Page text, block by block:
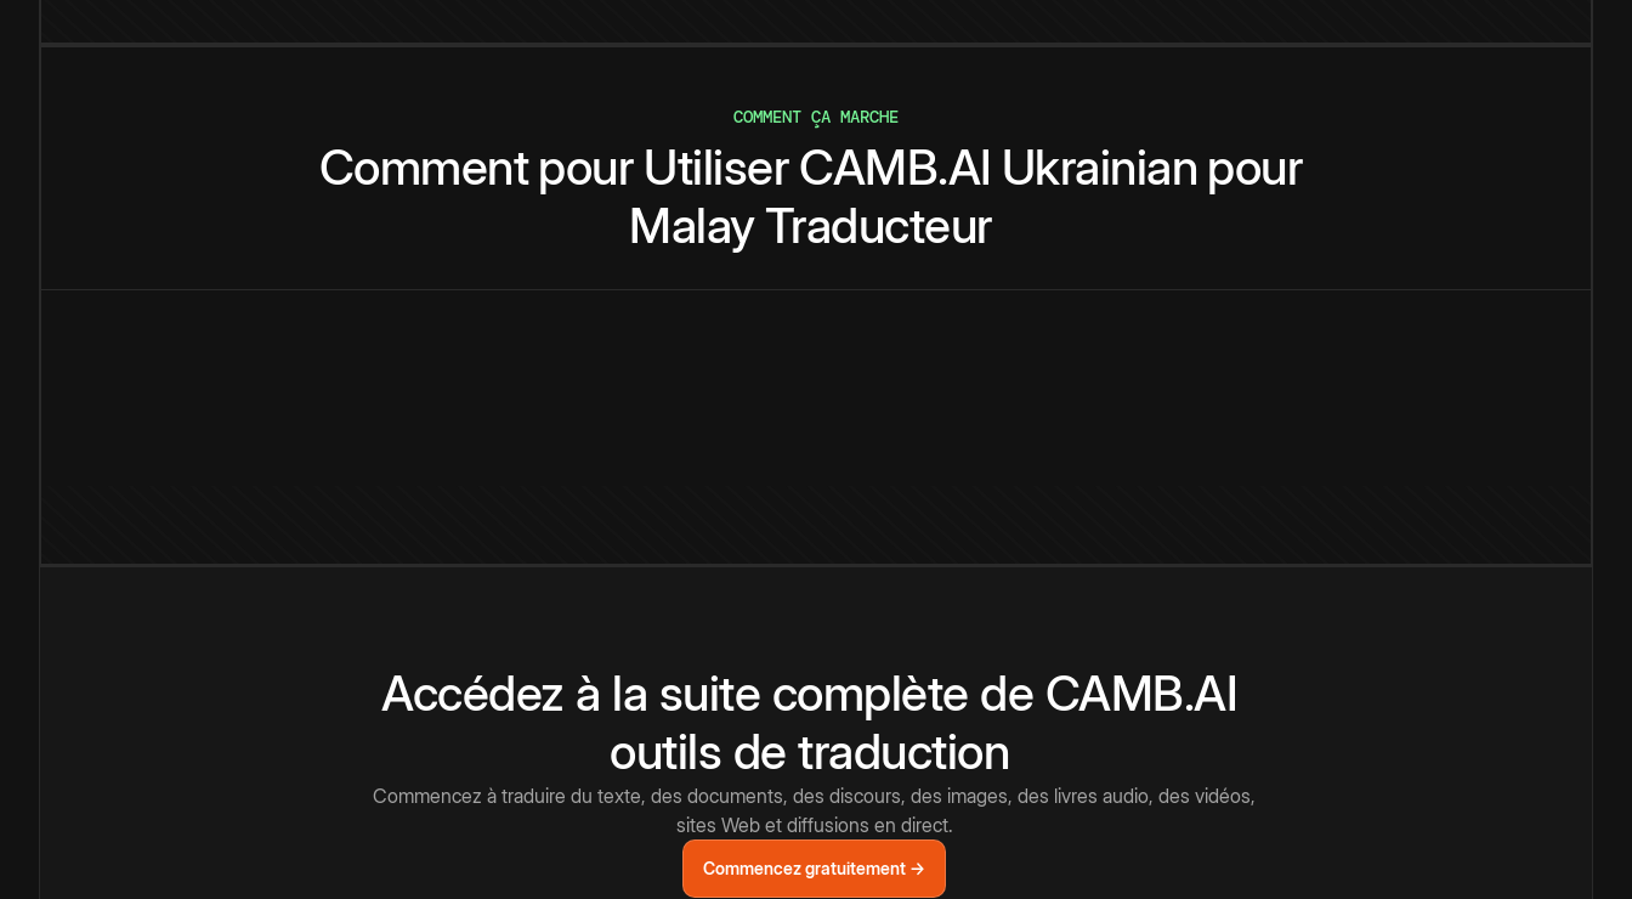
COMMENT ÇA MARCHE
Commentpour UtiliserCAMB.AI Ukrainian pour
MalayTraducteur
Accédez à la suite complète de CAMB.AI
outils de traduction
Commencez à traduire du texte, des documents, des discours, des images, des livres audio, des vidéos,
sites Web et diffusions en direct.
Commencez gratuitement →